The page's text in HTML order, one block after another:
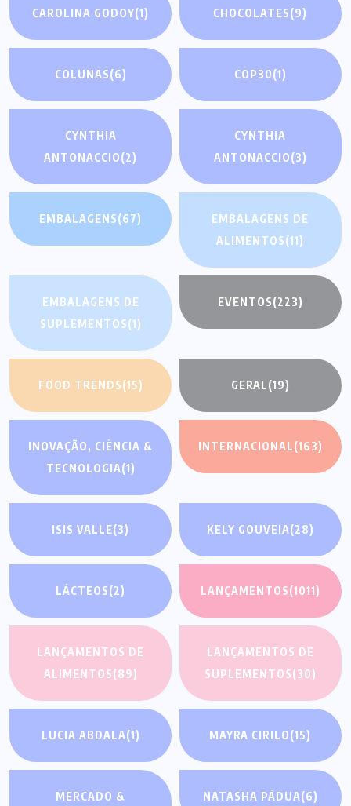
CAROLINA GODOY(1) CHOCOLATES(9)
COLUNAS(6) COP30(1)
CYNTHIA
ANTONACCIO(2)
CYNTHIA
ANTONACCIO(3)
EMBALAGENS(67)
EMBALAGENS DE
ALIMENTOS(11)
EMBALAGENS DE
SUPLEMENTOS(1)
EVENTOS(223)
FOOD TRENDS(15) GERAL(19)
INOVAÇÃO, CIÊNCIA &
TECNOLOGIA(1)
INTERNACIONAL(163)
ISIS VALLE(3) KELY GOUVEIA(28)
LÁCTEOS(2) LANÇAMENTOS(1011)
LANÇAMENTOS DE
ALIMENTOS(89)
LANÇAMENTOS DE
SUPLEMENTOS(30)
LUCIA ABDALA(1) MAYRA CIRILO(15)
MERCADO & NATASHA PÁDUA(6)